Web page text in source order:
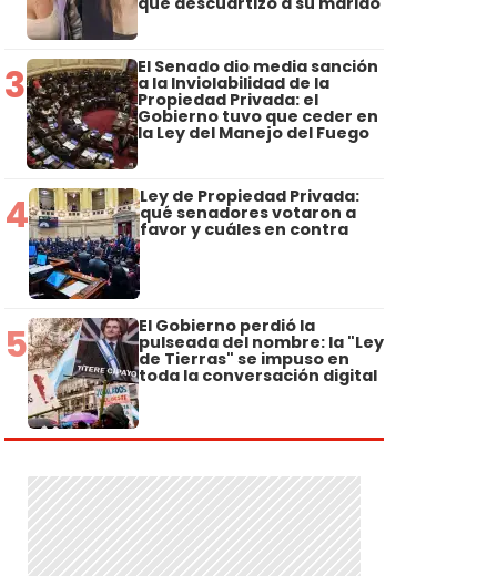
3 El Senado dio media sanción
a la Inviolabilidad de la
Propiedad Privada: el
Gobierno tuvo que ceder en
la Ley del Manejo del Fuego
4 Ley de Propiedad Privada:
qué senadores votaron a
favor y cuáles en contra
5 El Gobierno perdió la
pulseada del nombre: la "Ley
de Tierras" se impuso en
toda la conversación digital